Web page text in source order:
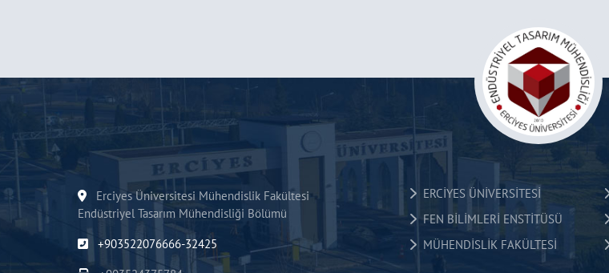
Erciyes Üniversitesi Mühendislik Fakültesi
Endüstriyel Tasarım Mühendisliği Bölümü
+903522076666-32425
ERCİYES ÜNİVERSİTESİ
FEN BİLİMLERİ ENSTİTÜSÜ
MÜHENDİSLİK FAKÜLTESİ